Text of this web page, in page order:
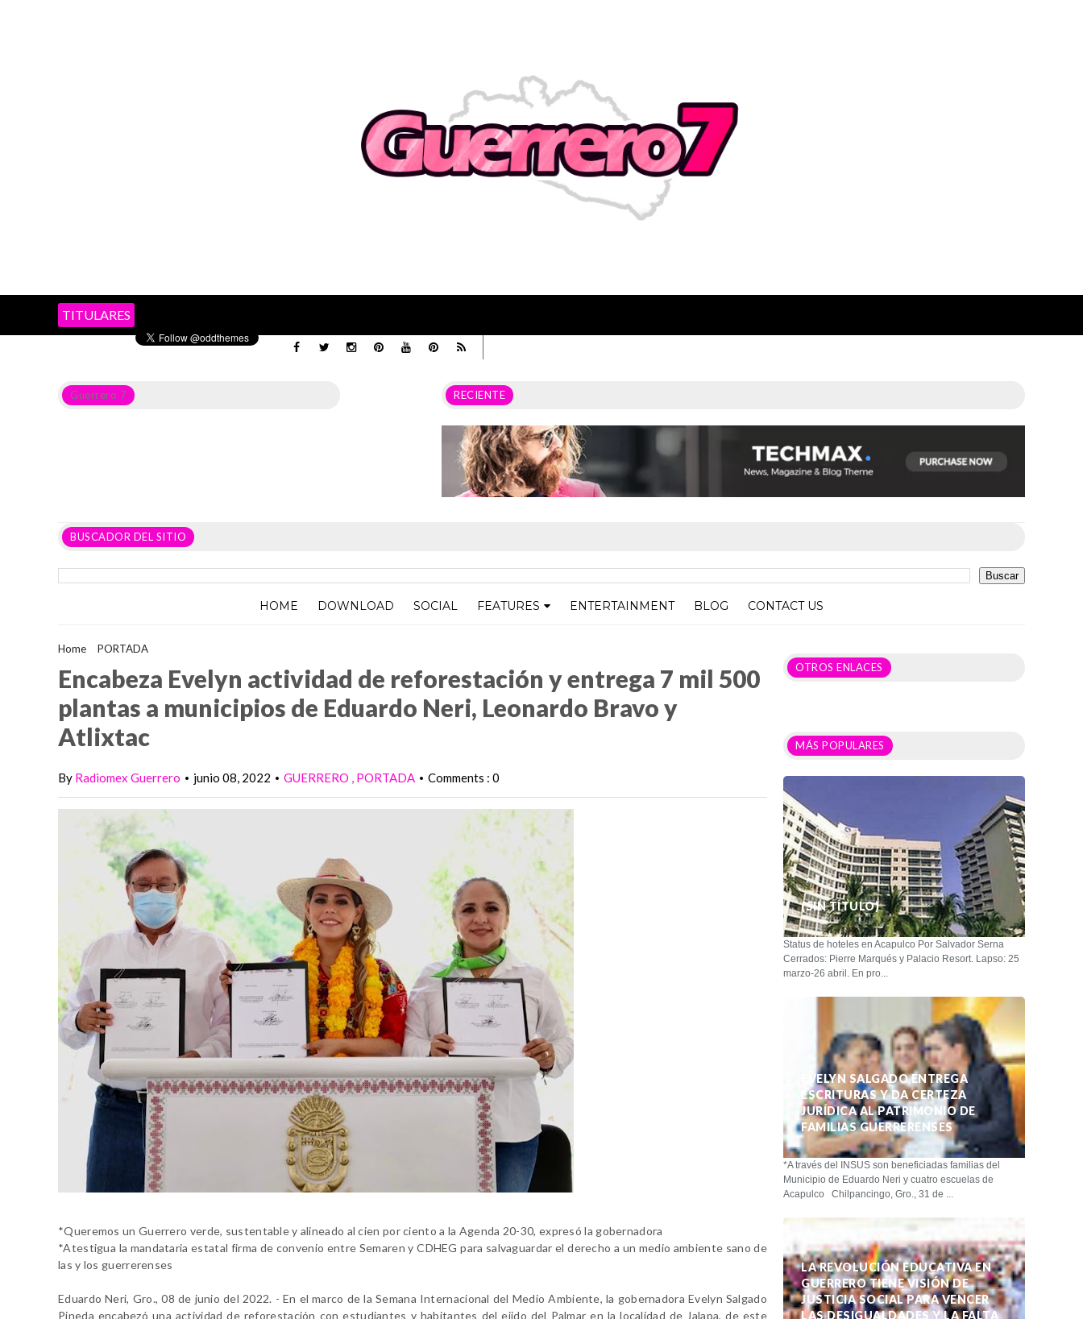
TITULARES
Guerrero 7 RECIENTE
BUSCADOR DEL SITIO
HOME DOWNLOAD SOCIAL FEATURES ENTERTAINMENT BLOG CONTACT US
Home PORTADA
Encabeza Evelyn actividad de reforestación y entrega 7 mil 500
plantas a municipios de Eduardo Neri, Leonardo Bravo y
Atlixtac
By Radiomex Guerrero • junio 08, 2022 • GUERRERO PORTADA • Comments : 0
*Queremos un Guerrero verde, sustentable y alineado al cien por ciento a la Agenda 20-30, expresó la gobernadora
*Atestigua la mandataria estatal firma de convenio entre Semaren y CDHEG para salvaguardar el derecho a un medio ambiente sano de
las y los guerrerenses
Eduardo Neri, Gro., 08 de junio del 2022. - En el marco de la Semana Internacional del Medio Ambiente, la gobernadora Evelyn Salgado
Pineda encabezó una actividad de reforestación con estudiantes y habitantes del ejido del Palmar en la localidad de Jalapa, de este
OTROS ENLACES
MÁS POPULARES
(SIN TÍTULO)
Status de hoteles en Acapulco Por Salvador Serna
Cerrados: Pierre Marqués y Palacio Resort. Lapso: 25
marzo-26 abril. En pro...
EVELYN SALGADO ENTREGA
ESCRITURAS Y DA CERTEZA
JURÍDICA AL PATRIMONIO DE
FAMILIAS GUERRERENSES
*A través del INSUS son beneficiadas familias del
Municipio de Eduardo Neri y cuatro escuelas de
Acapulco Chilpancingo, Gro., 31 de ...
LA REVOLUCIÓN EDUCATIVA EN
GUERRERO TIENE VISIÓN DE
JUSTICIA SOCIAL PARA VENCER
LAS DESIGUALDADES Y LA FALTA